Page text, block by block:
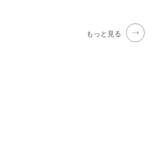
もっと見る